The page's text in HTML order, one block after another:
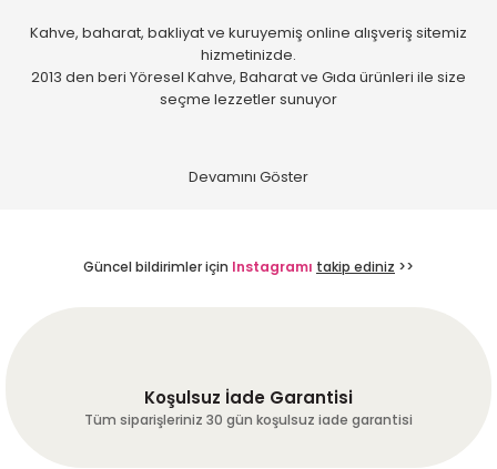
Kahve, baharat, bakliyat ve kuruyemiş online alışveriş sitemiz
hizmetinizde.
2013 den beri Yöresel Kahve, Baharat ve Gıda ürünleri ile size
seçme lezzetler sunuyor
Güncel bildirimler için Instagramı takip ediniz >>
Koşulsuz İade Garantisi
Tüm siparişleriniz 30 gün koşulsuz iade garantisi